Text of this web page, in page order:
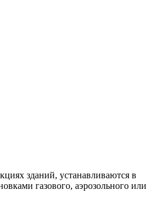
зданий, устанавливаются в
газового, аэрозольного или